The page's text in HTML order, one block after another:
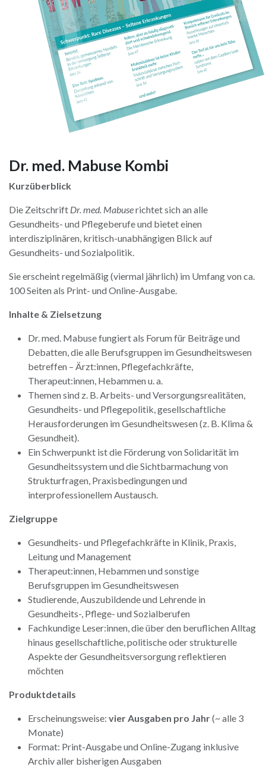
Dr. med. Mabuse Kombi
Kurzüberblick
Die Zeitschrift Dr. med. Mabuserichtet sich an alle
Gesundheits- und Pflegeberufe und bietet einen
interdisziplinären, kritisch-unabhängigen Blick auf
Gesundheits- und Sozialpolitik.
Sie erscheint regelmäßig (viermal jährlich) im Umfang von ca.
100 Seiten als Print- und Online-Ausgabe.
Inhalte & Zielsetzung
Dr. med. Mabuse fungiert als Forum für Beiträge und
Debatten, die alle Berufsgruppen im Gesundheitswesen
betreffen – Ärzt:innen, Pflegefachkräfte,
Therapeut:innen, Hebammen u. a.
Themen sind z. B. Arbeits- und Versorgungsrealitäten,
Gesundheits- und Pflegepolitik, gesellschaftliche
Herausforderungen im Gesundheitswesen (z. B. Klima &
Gesundheit).
Ein Schwerpunkt ist die Förderung von Solidarität im
Gesundheitssystem und die Sichtbarmachung von
Strukturfragen, Praxisbedingungen und
interprofessionellem Austausch.
Zielgruppe
Gesundheits- und Pflegefachkräfte in Klinik, Praxis,
Leitung und Management
Therapeut:innen, Hebammen und sonstige
Berufsgruppen im Gesundheitswesen
Studierende, Auszubildende und Lehrende in
Gesundheits-, Pflege- und Sozialberufen
Fachkundige Leser:innen, die über den beruflichen Alltag
hinaus gesellschaftliche, politische oder strukturelle
Aspekte der Gesundheitsversorgung reflektieren
möchten
Produktdetails
Erscheinungsweise: vier Ausgaben pro Jahr(~ alle 3
Monate)
Format: Print-Ausgabe und Online-Zugang inklusive
Archiv aller bisherigen Ausgaben